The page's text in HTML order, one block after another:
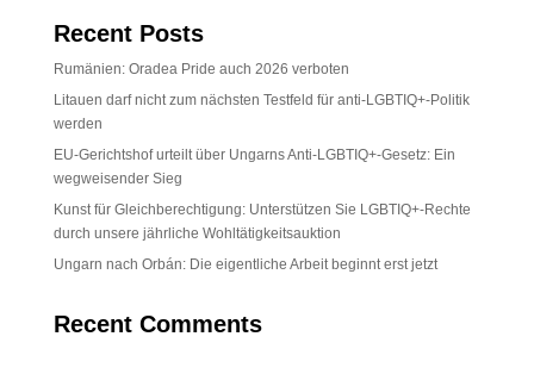
Recent Posts
Rumänien: Oradea Pride auch 2026 verboten
Litauen darf nicht zum nächsten Testfeld für anti-LGBTIQ+-Politik
werden
EU-Gerichtshof urteilt über Ungarns Anti-LGBTIQ+-Gesetz: Ein
wegweisender Sieg
Kunst für Gleichberechtigung: Unterstützen Sie LGBTIQ+-Rechte
durch unsere jährliche Wohltätigkeitsauktion
Ungarn nach Orbán: Die eigentliche Arbeit beginnt erst jetzt
Recent Comments